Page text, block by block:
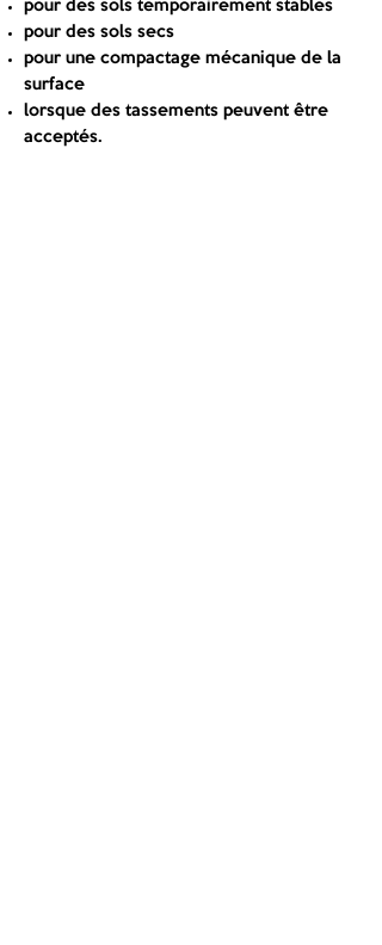
pour des sols temporairement stables
pour des sols secs
pour une compactage mécanique de la
surface
lorsque des tassements peuvent être
acceptés.